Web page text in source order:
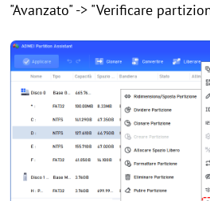
"Avanzato" -> "Verificare